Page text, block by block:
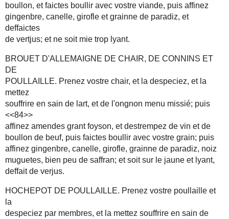
boullon, et faictes boullir avec vostre viande, puis affinez
gingenbre, canelle, girofle et grainne de paradiz, et
deffaictes
de vertjus; et ne soit mie trop lyant.
BROUET D'ALLEMAIGNE DE CHAIR, DE CONNINS ET
DE
POULLAILLE. Prenez vostre chair, et la despeciez, et la
mettez
souffrire en sain de lart, et de l'ongnon menu missié; puis
<<84>>
affinez amendes grant foyson, et destrempez de vin et de
boullon de beuf, puis faictes boullir avec vostre grain; puis
affinez gingenbre, canelle, girofle, grainne de paradiz, noiz
muguetes, bien peu de saffran; et soit sur le jaune et lyant,
deffait de verjus.
HOCHEPOT DE POULLAILLE. Prenez vostre poullaille et
la
despeciez par membres, et la mettez souffrire en sain de